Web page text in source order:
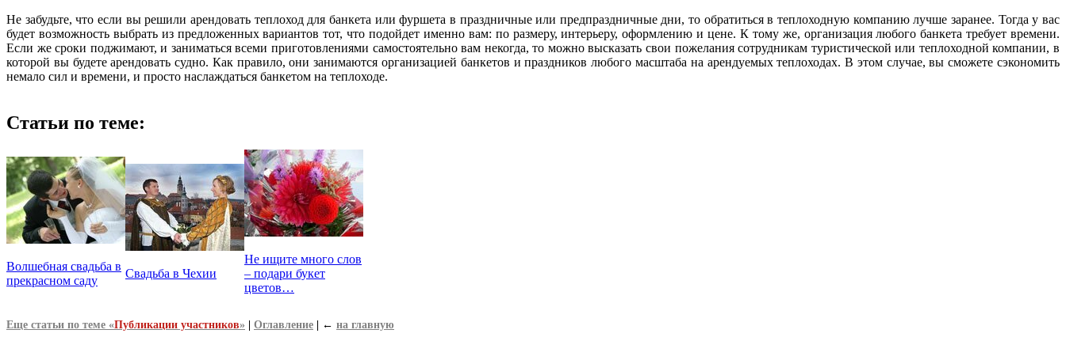
Не забудьте, что если вы решили арендовать теплоход для банкета или фуршета в праздничные или предпраздничные дни, то обратиться в теплоходную компанию лучше заранее. Тогда у вас
будет возможность выбрать из предложенных вариантов тот, что подойдет именно вам: по размеру, интерьеру, оформлению и цене. К тому же, организация любого банкета требует времени.
Если же сроки поджимают, и заниматься всеми приготовлениями самостоятельно вам некогда, то можно высказать свои пожелания сотрудникам туристической или теплоходной компании, в
которой вы будете арендовать судно. Как правило, они занимаются организацией банкетов и праздников любого масштаба на арендуемых теплоходах. В этом случае, вы сможете сэкономить
немало сил и времени, и просто наслаждаться банкетом на теплоходе.
Статьи по теме:
Волшебная свадьба в
прекрасном саду
Свадьба в Чехии
Не ищите много слов
– подари букет
цветов…
Еще статьи по теме «Публикации участников» | Оглавление | ← на главную